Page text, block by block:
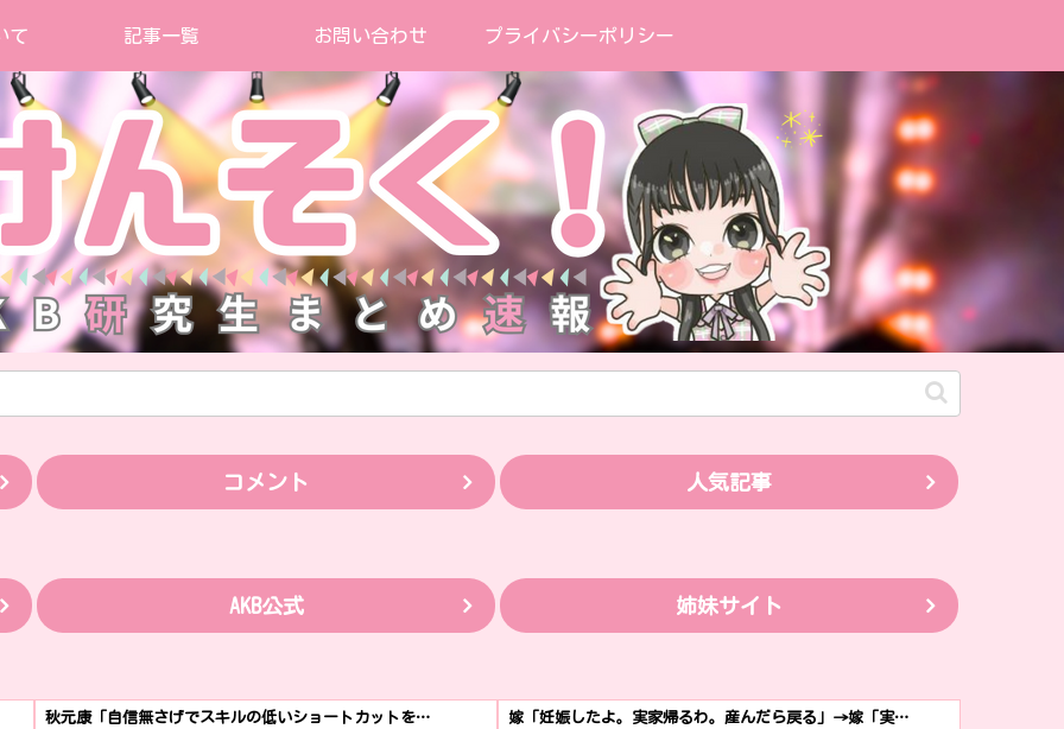
て 記事一覧 お問い合わせ プライバシーポリシー
コメント 人気記事
AKB公式 姉妹サイト
秋元康「自信無さげでスキルの低いショートカットを… 嫁「妊娠したよ。実家帰るわ。産んだら戻る」→嫁「実…